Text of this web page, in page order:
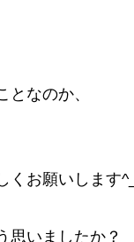
なのか、
くお願いします
思いましたか？